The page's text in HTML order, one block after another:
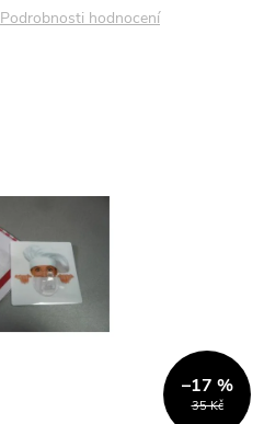
Podrobnosti hodnocení
35 Kč
–17 %